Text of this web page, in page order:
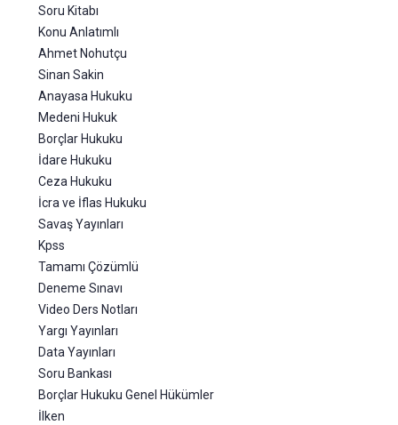
Soru Kitabı
Konu Anlatımlı
Ahmet Nohutçu
Sinan Sakin
Anayasa Hukuku
Medeni Hukuk
Borçlar Hukuku
İdare Hukuku
Ceza Hukuku
İcra ve İflas Hukuku
Savaş Yayınları
Kpss
Tamamı Çözümlü
Deneme Sınavı
Video Ders Notları
Yargı Yayınları
Data Yayınları
Soru Bankası
Borçlar Hukuku Genel Hükümler
İlken